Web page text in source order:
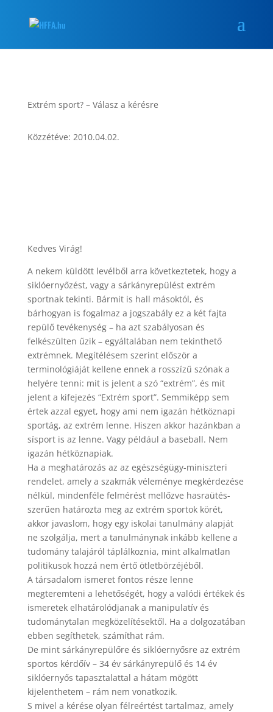
Extrém sport? – Válasz a kérésre
Közzétéve: 2010.04.02.
Kedves Virág!
A nekem küldött levélből arra következtetek, hogy a
siklóernyőzést, vagy a sárkányrepülést extrém
sportnak tekinti. Bármit is hall másoktól, és
bárhogyan is fogalmaz a jogszabály ez a két fajta
repülő tevékenység – ha azt szabályosan és
felkészülten űzik – egyáltalában nem tekinthető
extrémnek. Megítélésem szerint először a
terminológiáját kellene ennek a rosszízű szónak a
helyére tenni: mit is jelent a szó “extrém”, és mit
jelent a kifejezés “Extrém sport”. Semmiképp sem
értek azzal egyet, hogy ami nem igazán hétköznapi
sportág, az extrém lenne. Hiszen akkor hazánkban a
sísport is az lenne. Vagy például a baseball. Nem
igazán hétköznapiak.
Ha a meghatározás az az egészségügy-miniszteri
rendelet, amely a szakmák véleménye megkérdezése
nélkül, mindenféle felmérést mellőzve hasraütés-
szerűen határozta meg az extrém sportok körét,
akkor javaslom, hogy egy iskolai tanulmány alapját
ne szolgálja, mert a tanulmánynak inkább kellene a
tudomány talajáról táplálkoznia, mint alkalmatlan
politikusok hozzá nem értő ötletbörzéjéből.
A társadalom ismeret fontos része lenne
megteremteni a lehetőségét, hogy a valódi értékek és
ismeretek elhatárolódjanak a manipulatív és
tudománytalan megközelítésektől. Ha a dolgozatában
ebben segíthetek, számíthat rám.
De mint sárkányrepülőre és siklóernyősre az extrém
sportos kérdőív – 34 év sárkányrepülő és 14 év
siklóernyős tapasztalattal a hátam mögött
kijelenthetem – rám nem vonatkozik.
S mivel a kérése olyan félreértést tartalmaz, amely